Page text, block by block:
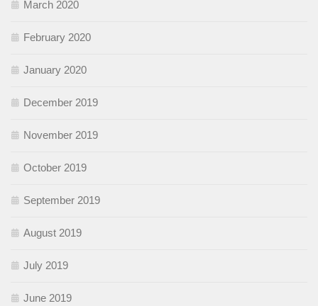
March 2020
February 2020
January 2020
December 2019
November 2019
October 2019
September 2019
August 2019
July 2019
June 2019